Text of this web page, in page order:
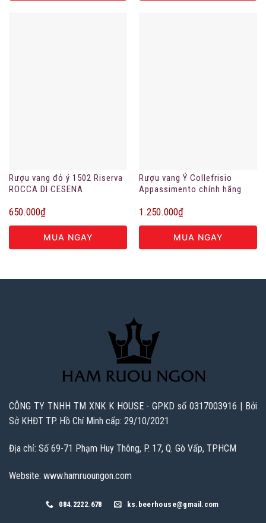
Rượu vang đỏ ý 1502 Riserva
ROCCA DI CESENA
650.000₫
MUA NGAY
Rượu vang Ý Collefrisio
Appassimento chính hãng
1.250.000₫
MUA NGAY
CÔNG TY TNHH TM XNK K HOUSE - GPKD số 0317003916 | Bởi
Sở KHĐT TP. Hồ Chí Minh cấp: 29/10/2021
Địa chỉ: Số 69-71 Phạm Huy Thông, P. 17, Q. Gò Vấp, TPHCM
Website: www.hamruoungon.com
084.2222.678 ks.beerhouse@gmail.com